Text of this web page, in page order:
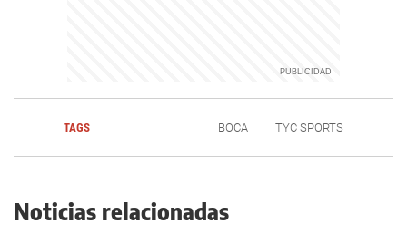
TAGS BOCA TYC SPORTS
Noticias relacionadas